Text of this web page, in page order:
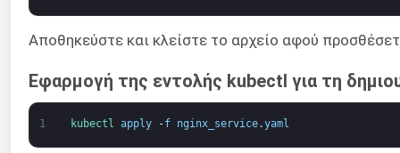
Αποθηκεύστε και κλείστε το αρχείο αφού
Εφαρμογή της εντολής kubectl για τη
1 kubectl apply -f nginx_service.yaml